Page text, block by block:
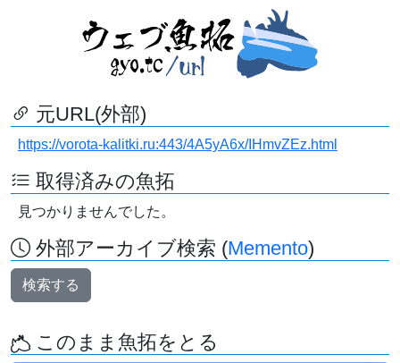
元URL(外部)
https://vorota-kalitki.ru:443/4A5yA6x/IHmvZEz.html
取得済みの魚拓
見つかりませんでした。
外部アーカイブ検索 (Memento)
検索する
このまま魚拓をとる